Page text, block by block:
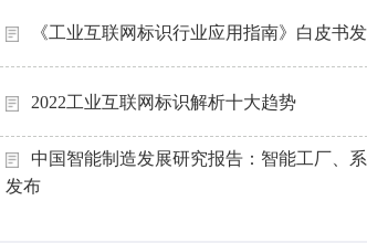
《工业互联网标识行业应用指南》白皮书
2022工业互联网标识解析十大趋势
中国智能制造发展研究报告：智能工厂、
发布